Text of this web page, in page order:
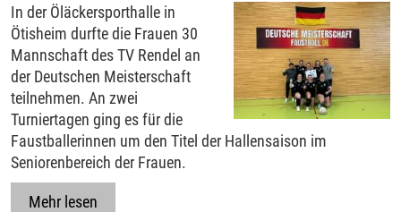
In der Öläckersporthalle in
Ötisheim durfte die Frauen 30
Mannschaft des TV Rendel an
der Deutschen Meisterschaft
teilnehmen. An zwei
Turniertagen ging es für die
Faustballerinnen um den Titel der Hallensaison im
Seniorenbereich der Frauen.
Mehr lesen